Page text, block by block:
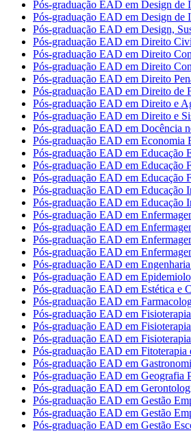
Pós-graduação EAD em Design de
Pós-graduação EAD em Design de
Pós-graduação EAD em Design,
Pós-graduação EAD em Direito
Pós-graduação EAD em Direito
Pós-graduação EAD em Direito
Pós-graduação EAD em Direito
Pós-graduação EAD em Direito de
Pós-graduação EAD em Direito e
Pós-graduação EAD em Direito e
Pós-graduação EAD em Docência
Pós-graduação EAD em Economia
Pós-graduação EAD em Educação
Pós-graduação EAD em Educação
Pós-graduação EAD em Educação
Pós-graduação EAD em Educação
Pós-graduação EAD em Educação
Pós-graduação EAD em
Pós-graduação EAD em
Pós-graduação EAD em
Pós-graduação EAD em
Pós-graduação EAD em
Pós-graduação EAD em
Pós-graduação EAD em Estética e
Pós-graduação EAD em
Pós-graduação EAD em
Pós-graduação EAD em
Pós-graduação EAD em
Pós-graduação EAD em Fitoterapia
Pós-graduação EAD em
Pós-graduação EAD em Geografia
Pós-graduação EAD em
Pós-graduação EAD em Gestão
Pós-graduação EAD em Gestão
Pós-graduação EAD em Gestão